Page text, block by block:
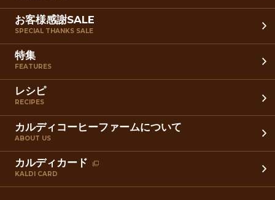
お客様感謝SALE
SPECIAL THANKS SALE
特集
FEATURES
レシピ
RECIPES
カルディコーヒーファームについて
ABOUT US
カルディカード
KALDI CARD